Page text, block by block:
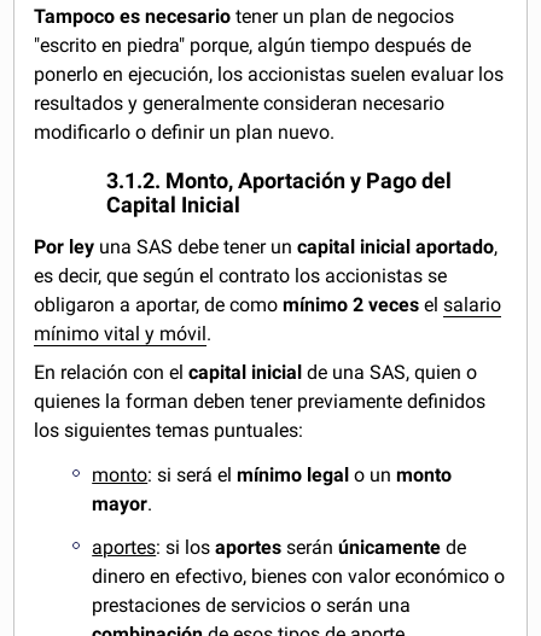
Tampoco es necesariotener un plan de negocios
"escrito en piedra" porque, algún tiempo después de
ponerlo en ejecución, los accionistas suelen evaluar los
resultados y generalmente consideran necesario
modificarlo o definir un plan nuevo.
3.1.2. Monto, Aportación y Pago del
Capital Inicial
Por ley una SAS debe tener uncapital inicial aportado,
es decir, que según el contrato los accionistas se
obligaron a aportar, de comomínimo 2 veces elsalario
mínimo vital y móvil.
En relación con elcapital inicial de una SAS, quien o
quienes la forman deben tener previamente definidos
los siguientes temas puntuales:
monto: si será elmínimo legal o unmonto
mayor.
aportes: si losaportes seránúnicamente de
dinero en efectivo, bienes con valor económico o
prestaciones de servicios o serán una